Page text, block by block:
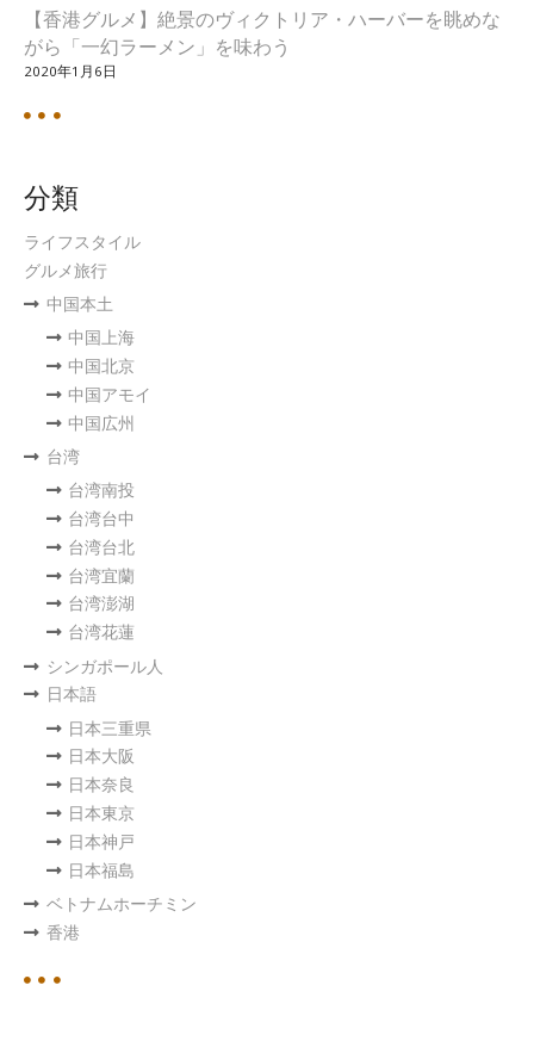
【香港グルメ】絶景のヴィクトリア・ハーバーを眺めな
がら「一幻ラーメン」を味わう
2020年1月6日
分類
ライフスタイル
グルメ旅行
中国本土
中国上海
中国北京
中国アモイ
中国広州
台湾
台湾南投
台湾台中
台湾台北
台湾宜蘭
台湾澎湖
台湾花蓮
シンガポール人
日本語
日本三重県
日本大阪
日本奈良
日本東京
日本神戸
日本福島
ベトナムホーチミン
香港